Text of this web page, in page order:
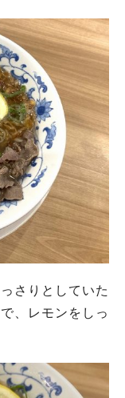
さりとしていた
、レモンをしっ